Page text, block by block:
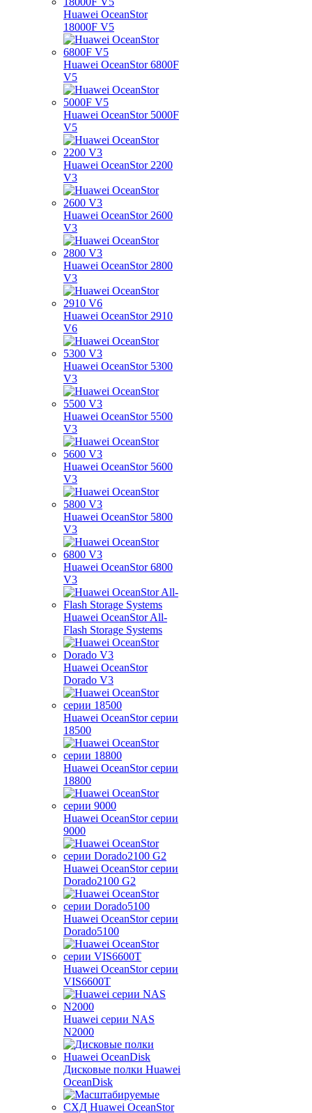
Huawei OceanStor
18000F V5
Huawei OceanStor 6800F
V5
Huawei OceanStor 5000F
V5
Huawei OceanStor 2200
V3
Huawei OceanStor 2600
V3
Huawei OceanStor 2800
V3
Huawei OceanStor 2910
V6
Huawei OceanStor 5300
V3
Huawei OceanStor 5500
V3
Huawei OceanStor 5600
V3
Huawei OceanStor 5800
V3
Huawei OceanStor 6800
V3
Huawei OceanStor All-
Flash Storage Systems
Huawei OceanStor
Dorado V3
Huawei OceanStor серии
18500
Huawei OceanStor серии
18800
Huawei OceanStor серии
9000
Huawei OceanStor серии
Dorado2100 G2
Huawei OceanStor серии
Dorado5100
Huawei OceanStor серии
VIS6600T
Huawei серии NAS
N2000
Дисковые полки Huawei
OceanDisk